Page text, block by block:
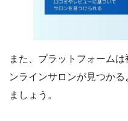
また、プラットフォーム
ンラインサロンが見つか
ましょう。